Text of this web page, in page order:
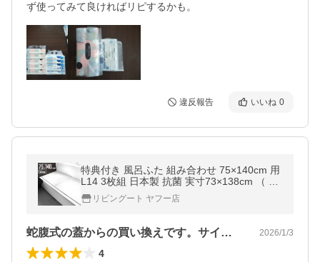
ず使ってみて良ければリピするかも。
違反報告 いいね 0
特典付き 風呂ふた 組み合わせ 75×140cm 用
L14 3枚組 日本製 抗菌 実寸73×138cm （ 風
呂蓋 風呂フタ カビにくい 防カビ ）
リビングート ヤフー店
蛇腹式の蓋からの買い換えです。サイズを… 2026/1/3
4